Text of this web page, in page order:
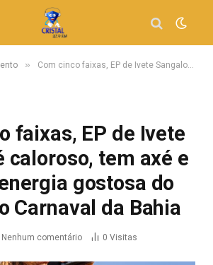
» Com cinco faixas, EP de Ivete Sangalo é caloroso, tem axé e emana a energia gostosa do verão e do Carnaval da Bahia
faixas, EP de Ivete
caloroso, tem axé e
gostosa do
Carnaval da Bahia
Nenhum comentário 0 Visitas